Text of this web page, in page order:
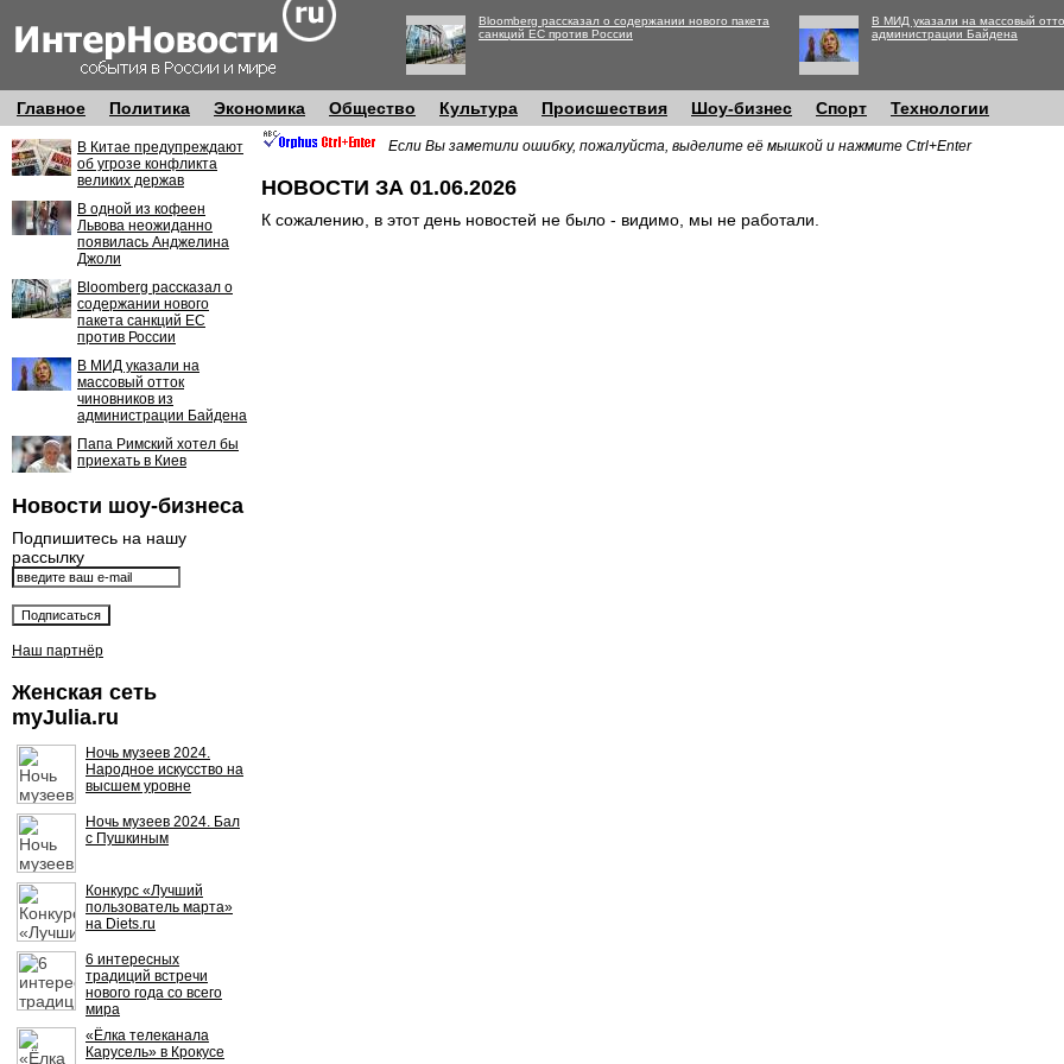
Bloomberg рассказал о содержании нового пакета
санкций ЕС против России
В МИД указали на массовый
администрации Байдена
Главное Политика Экономика Общество Культура Происшествия Шоу-бизнес Спорт Технологии
В Китае предупреждают
об угрозе конфликта
великих держав
В одной из кофеен
Львова неожиданно
появилась Анджелина
Джоли
Bloomberg рассказал о
содержании нового
пакета санкций ЕС
против России
В МИД указали на
массовый отток
чиновников из
администрации Байдена
Папа Римский хотел бы
приехать в Киев
Новости шоу-бизнеса
Подпишитесь на нашу
рассылку
Наш партнёр
Женская сеть
myJulia.ru
Ночь музеев 2024.
Народное искусство на
высшем уровне
Ночь музеев 2024. Бал
с Пушкиным
Конкурс «Лучший
пользователь марта»
на Diets.ru
6 интересных
традиций встречи
нового года со всего
мира
«Ёлка телеканала
Карусель» в Крокусе
Если Вы заметили ошибку, пожалуйста, выделите её мышкой и нажмите Ctrl+Enter
НОВОСТИ ЗА 01.06.2026
К сожалению, в этот день новостей не было - видимо, мы не работали.